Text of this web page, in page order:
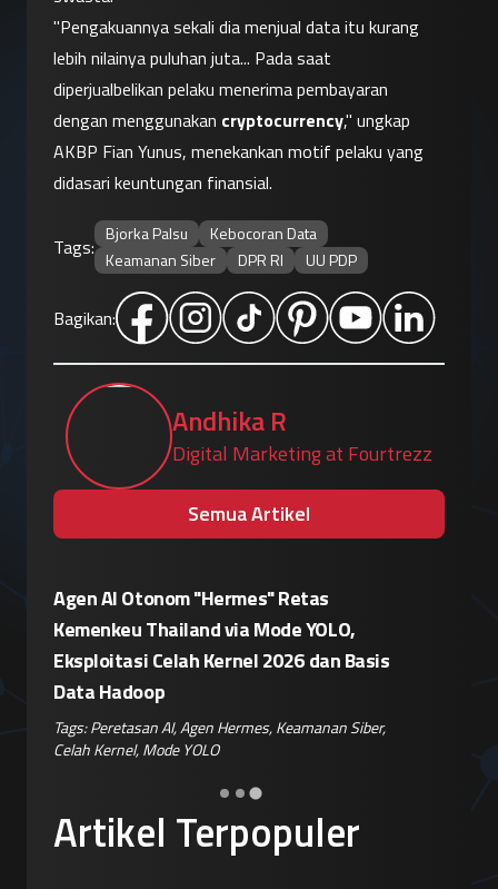
"Pengakuannya sekali dia menjual data itu kurang
lebih nilainya puluhan juta... Pada saat
diperjualbelikan pelaku menerima pembayaran
dengan menggunakan cryptocurrency," ungkap
AKBP Fian Yunus, menekankan motif pelaku yang
didasari keuntungan finansial.
Tags:
Bjorka Palsu
Kebocoran Data
Keamanan Siber
DPR RI UU PDP
Bagikan:
Andhika R
Digital Marketing at Fourtrezz
Semua Artikel
Artikel Terpopuler
Patroli Siber Polda Metro Jaya Netralisir
Kampanye Disinformasi Hoaks di TikTok
Jelang 17 Agustus
Tags:Disinformasi TikTok
Hoaks, Risiko Digital, Reputasi Merek